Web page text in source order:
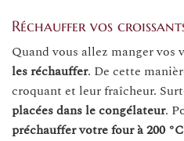
Réchauffer vos
Quand vous allez manger vos
les réchauffer. De cette
croquant et leur fraîcheur.
placées dans le congélateur.
préchauffer votre four à 200 °C